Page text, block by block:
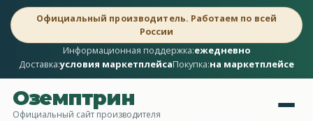
Официальный производитель. Работаем по всей
России
Информационная поддержка:ежедневно
Доставка:условия маркетплейсаПокупка:на маркетплейсе
Оземптрин
Официальный сайт производителя